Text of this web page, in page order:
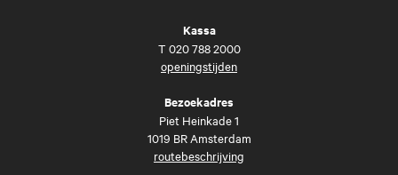
Kassa
T 020 788 2000
openingstijden
Bezoekadres
Piet Heinkade 1
1019 BR Amsterdam
routebeschrijving